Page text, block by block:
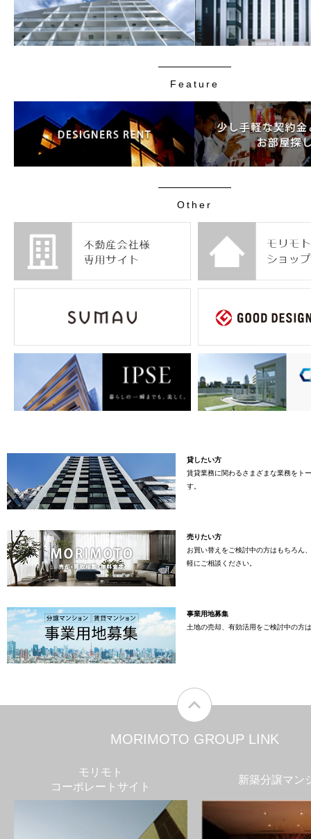
Feature
Other
貸したい方
賃貸業務に関わるさまざまな業務をト
す。
売りたい方
お買い替えをご検討中の方はもちろん
軽にご相談ください。
事業用地募集
土地の売却、有効活用をご検討中の方
MORIMOTO GROUP LINK
モリモト
コーポレートサイト
新築分譲マン